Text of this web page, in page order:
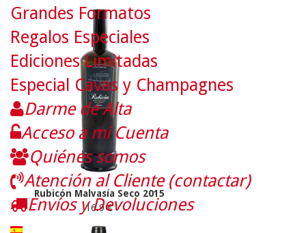
Rubicón Malvasía Seco 2015
16.9 €
Grandes Formatos
Regalos Especiales
Ediciones Limitadas
Especial Cavas y Champagnes
Darme de Alta
Acceso a mi Cuenta
Quiénes somos
Atención al Cliente (contactar)
Envíos y Devoluciones